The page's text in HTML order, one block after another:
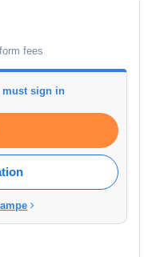
fees
must sign in